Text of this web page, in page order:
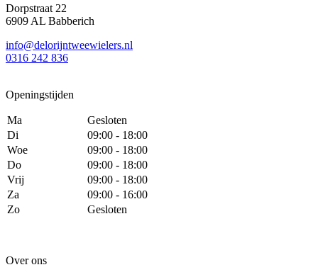
Dorpstraat 22
6909 AL Babberich
info@delorijntweewielers.nl
0316 242 836
Openingstijden
Ma
Gesloten
Di
09:00 - 18:00
Woe
09:00 - 18:00
Do
09:00 - 18:00
Vrij
09:00 - 18:00
Za
09:00 - 16:00
Zo
Gesloten
Over ons